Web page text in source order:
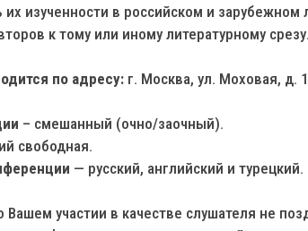
их изученности в российском и зарубежном
к тому или иному литературному срезу.
по адресу: г. Москва, ул. Моховая, д.
– смешанный (очно/заочный).
свободная.
— русский, английский и турецкий.
участии в качестве слушателя не